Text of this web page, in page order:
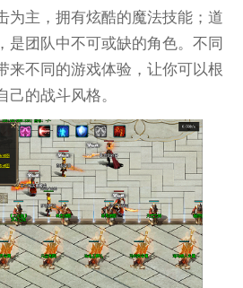
为主，拥有炫酷的魔法技能；道
是团队中不可或缺的角色。不同
来不同的游戏体验，让你可以根
的战斗风格。